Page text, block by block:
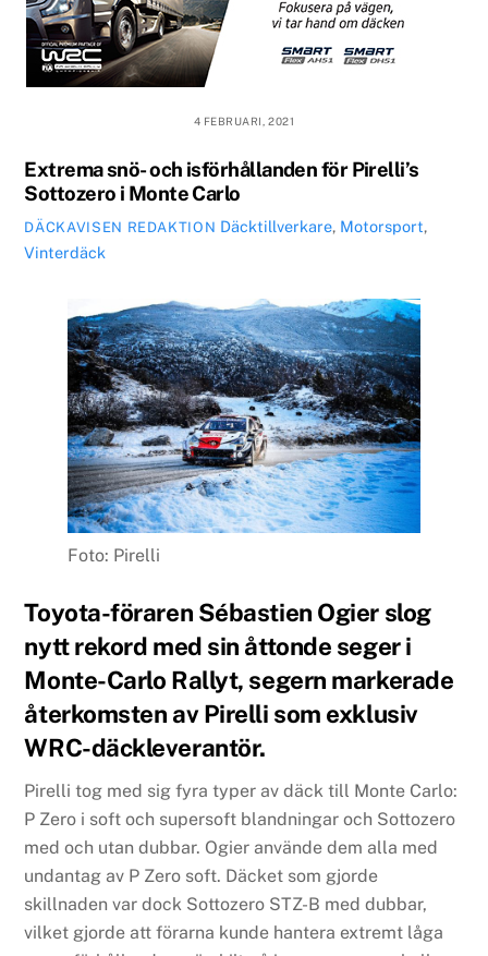
4 FEBRUARI, 2021
Extrema snö- och isförhållanden för Pirelli’s
Sottozero i Monte Carlo
DÄCKAVISEN REDAKTION Däcktillverkare, Motorsport,
Vinterdäck
Foto: Pirelli
Toyota-föraren Sébastien Ogier slog
nytt rekord med sin åttonde seger i
Monte-Carlo Rallyt, segern markerade
återkomsten av Pirelli som exklusiv
WRC-däckleverantör.
Pirelli tog med sig fyra typer av däck till Monte Carlo:
P Zero i soft och supersoft blandningar och Sottozero
med och utan dubbar. Ogier använde dem alla med
undantag av P Zero soft. Däcket som gjorde
skillnaden var dock Sottozero STZ-B med dubbar,
vilket gjorde att förarna kunde hantera extremt låga